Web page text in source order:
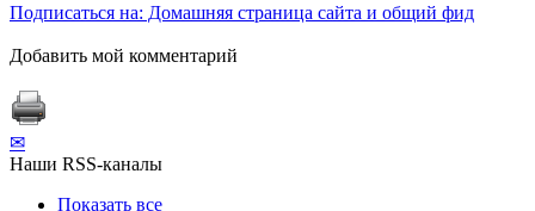
Подписаться на: Домашняя страница сайта и общий фид
Добавить мой комментарий
✉
Наши RSS-каналы
Показать все